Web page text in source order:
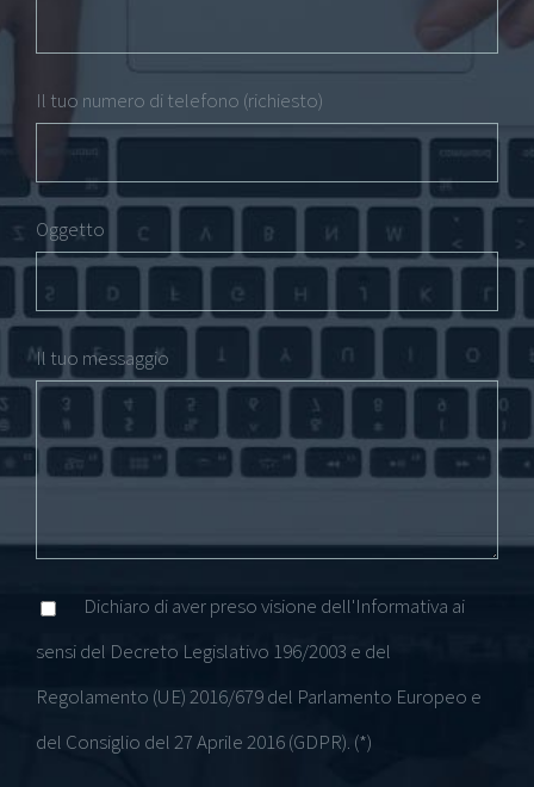
Il tuo numero di telefono (richiesto)
Oggetto
Il tuo messaggio
Dichiaro di aver preso visione dell'Informativa ai
sensi del Decreto Legislativo 196/2003 e del
Regolamento (UE) 2016/679 del Parlamento Europeo e
del Consiglio del 27 Aprile 2016 (GDPR). (*)